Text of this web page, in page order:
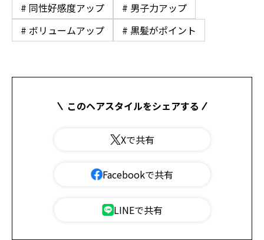
# 同性好感度アップ
# 男子力アップ
# ボリュームアップ
# 黒髪がポイント
このヘアスタイルをシェアする
Xで共有
Facebookで共有
LINEで共有